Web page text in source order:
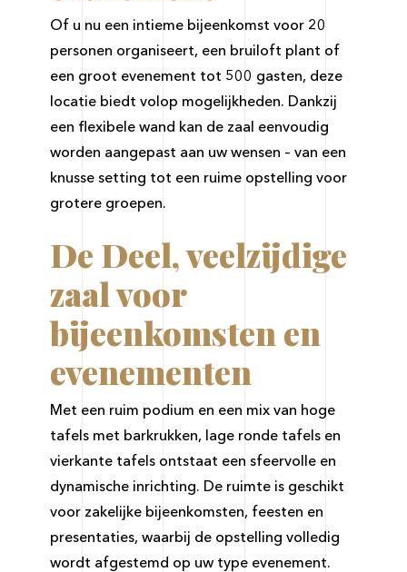
Of u nu een intieme bijeenkomst voor 20
personen organiseert, een bruiloft plant of
een groot evenement tot 500 gasten, deze
locatie biedt volop mogelijkheden. Dankzij
een flexibele wand kan de zaal eenvoudig
worden aangepast aan uw wensen – van een
knusse setting tot een ruime opstelling voor
grotere groepen.
De Deel, veelzijdige
zaal voor
bijeenkomsten en
evenementen
Met een ruim podium en een mix van hoge
tafels met barkrukken, lage ronde tafels en
vierkante tafels ontstaat een sfeervolle en
dynamische inrichting. De ruimte is geschikt
voor zakelijke bijeenkomsten, feesten en
presentaties, waarbij de opstelling volledig
wordt afgestemd op uw type evenement.